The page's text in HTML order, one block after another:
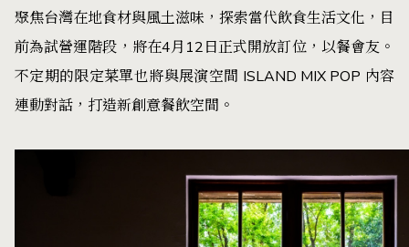
聚焦台灣在地食材與風土滋味，探索當代飲食生活文化，目
前為試營運階段，將在4月12日正式開放訂位，以餐會友。
不定期的限定菜單也將與展演空間 ISLAND MIX POP 內容
連動對話，打造新創意餐飲空間。